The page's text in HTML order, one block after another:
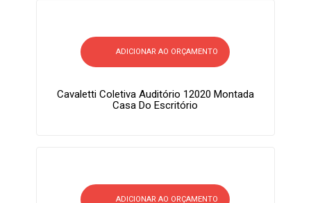
ADICIONAR AO ORÇAMENTO
Cavaletti Coletiva Auditório 12020 Montada
Casa Do Escritório
ADICIONAR AO ORÇAMENTO